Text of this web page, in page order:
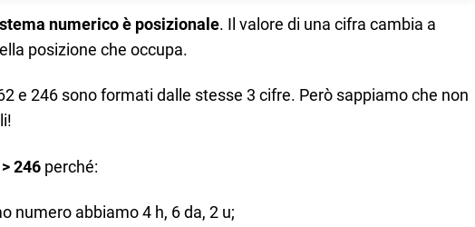
numerico è posizionale. Il valore di una cifra cambia a
posizione che occupa.
e 246 sono formati dalle stesse 3 cifre. Però sappiamo che non
246 perché:
numero abbiamo 4 h, 6 da, 2 u;